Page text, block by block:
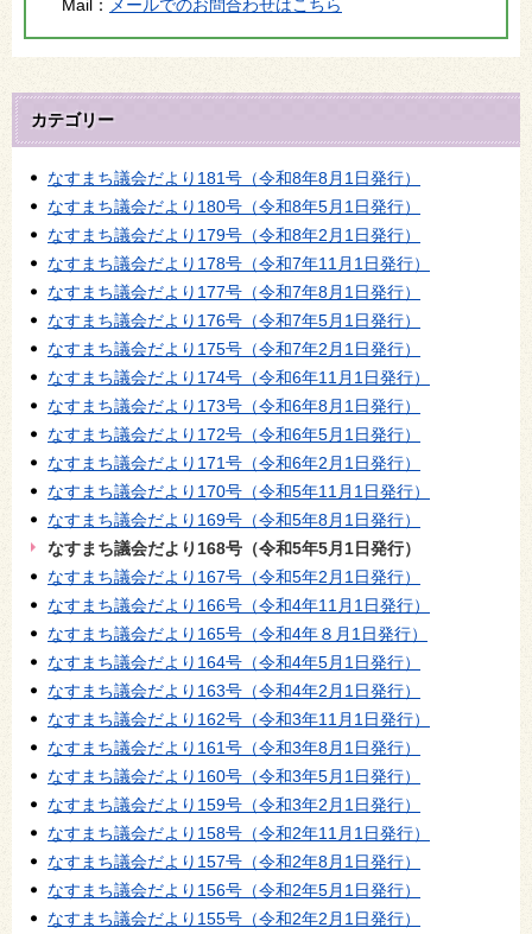
Mail： メールでのお問合わせはこちら
カテゴリー
なすまち議会だより181号（令和8年8月1日発行）
なすまち議会だより180号（令和8年5月1日発行）
なすまち議会だより179号（令和8年2月1日発行）
なすまち議会だより178号（令和7年11月1日発行）
なすまち議会だより177号（令和7年8月1日発行）
なすまち議会だより176号（令和7年5月1日発行）
なすまち議会だより175号（令和7年2月1日発行）
なすまち議会だより174号（令和6年11月1日発行）
なすまち議会だより173号（令和6年8月1日発行）
なすまち議会だより172号（令和6年5月1日発行）
なすまち議会だより171号（令和6年2月1日発行）
なすまち議会だより170号（令和5年11月1日発行）
なすまち議会だより169号（令和5年8月1日発行）
なすまち議会だより168号（令和5年5月1日発行）
なすまち議会だより167号（令和5年2月1日発行）
なすまち議会だより166号（令和4年11月1日発行）
なすまち議会だより165号（令和4年８月1日発行）
なすまち議会だより164号（令和4年5月1日発行）
なすまち議会だより163号（令和4年2月1日発行）
なすまち議会だより162号（令和3年11月1日発行）
なすまち議会だより161号（令和3年8月1日発行）
なすまち議会だより160号（令和3年5月1日発行）
なすまち議会だより159号（令和3年2月1日発行）
なすまち議会だより158号（令和2年11月1日発行）
なすまち議会だより157号（令和2年8月1日発行）
なすまち議会だより156号（令和2年5月1日発行）
なすまち議会だより155号（令和2年2月1日発行）